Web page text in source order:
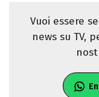
Vuoi essere
news su TV,